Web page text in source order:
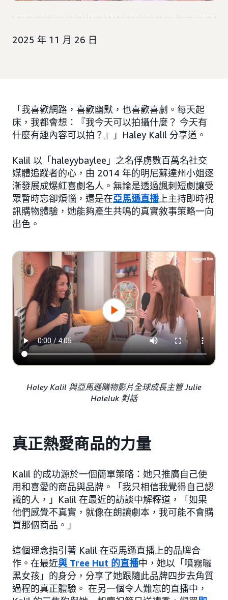
2025 年 11 月 26 日
「我喜歡網路，喜歡幽默，也喜歡喜劇。每天起
床，我都會想：『我今天可以拍攝什麼？ 今天有
什麼有趣內容可以拍？』」Haley Kalil 分享道。
Kalil 以「haleyybaylee」之名俘虜數百萬名社交
媒體追蹤者的心，由 2014 年的明尼蘇達州小姐逐
漸發展成爆紅喜劇名人。無論是透過諷刺短劇讓受
眾暫時忘卻煩惱，還是在亞馬遜直播上主持即時視
訊購物體驗，她能夠產生共鳴的真實敘事策略一向
出色。
Haley Kalil 與亞馬遜購物影片全球成長主管 Julie
Haleluk 對話
真正熱愛商品的力量
Kalil 的成功源於一個簡單策略：她只推廣自己使
用和喜愛的商品與品牌。「我只相信我覺得自己認
識的人，」Kalil 在最近的訪談中解釋道，「如果
他們感覺不真實，就像在朗讀劇本，我可能不會購
買那個商品。」
這個理念指引著 Kalil 在亞馬遜直播上的品牌合
作。在最近與 Tree Hut 的直播中，她以「噴霧曬
黑女孩」的身分，分享了她跟隨此品牌四步去角質
過程的真正體驗。 在另一個令人難忘的直播中，